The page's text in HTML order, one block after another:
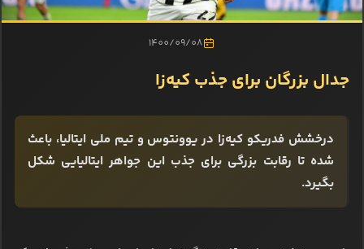
1400/09/08
جدال بزرگان برای جذب کیه‌زا
درخشش فدریکو کیه‌زا در یوونتوس و تیم ملی ایتالیا، باعث
شده تا رقابت بزرگی برای جذب این جواهر ایتالیایی شکل
بگیرد.